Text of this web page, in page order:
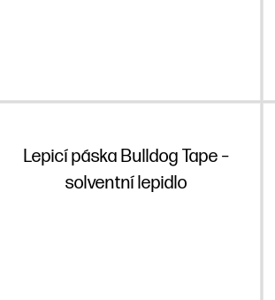
Lepicí páska Bulldog Tape –
solventní lepidlo